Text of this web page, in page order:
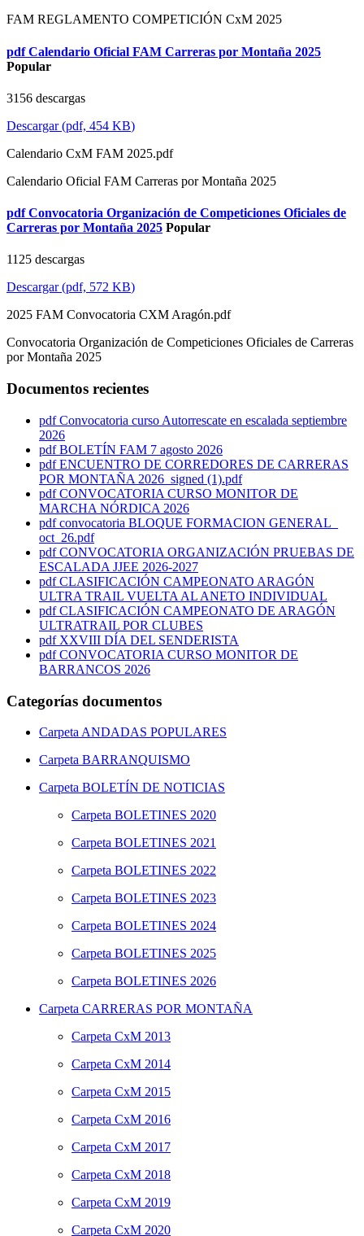
FAM REGLAMENTO COMPETICIÓN CxM 2025
pdf Calendario Oficial FAM Carreras por Montaña 2025
Popular
3156 descargas
Descargar(pdf, 454 KB)
Calendario CxM FAM 2025.pdf
Calendario Oficial FAM Carreras por Montaña 2025
pdf Convocatoria Organización de Competiciones Oficiales de
Carreras por Montaña 2025 Popular
1125 descargas
Descargar(pdf, 572 KB)
2025 FAM Convocatoria CXM Aragón.pdf
Convocatoria Organización de Competiciones Oficiales de Carreras
por Montaña 2025
Documentos recientes
pdf Convocatoria curso Autorrescate en escalada septiembre
2026
pdf BOLETÍN FAM 7 agosto 2026
pdf ENCUENTRO DE CORREDORES DE CARRERAS
POR MONTAÑA 2026_signed (1).pdf
pdf CONVOCATORIA CURSO MONITOR DE
MARCHA NÓRDICA 2026
pdf convocatoria BLOQUE FORMACION GENERAL_
oct_26.pdf
pdf CONVOCATORIA ORGANIZACIÓN PRUEBAS DE
ESCALADA JJEE 2026-2027
pdf CLASIFICACIÓN CAMPEONATO ARAGÓN
ULTRA TRAIL VUELTA AL ANETO INDIVIDUAL
pdf CLASIFICACIÓN CAMPEONATO DE ARAGÓN
ULTRATRAIL POR CLUBES
pdf XXVIII DÍA DEL SENDERISTA
pdf CONVOCATORIA CURSO MONITOR DE
BARRANCOS 2026
Categorías documentos
Carpeta ANDADAS POPULARES
Carpeta BARRANQUISMO
Carpeta BOLETÍN DE NOTICIAS
Carpeta BOLETINES 2020
Carpeta BOLETINES 2021
Carpeta BOLETINES 2022
Carpeta BOLETINES 2023
Carpeta BOLETINES 2024
Carpeta BOLETINES 2025
Carpeta BOLETINES 2026
Carpeta CARRERAS POR MONTAÑA
Carpeta CxM 2013
Carpeta CxM 2014
Carpeta CxM 2015
Carpeta CxM 2016
Carpeta CxM 2017
Carpeta CxM 2018
Carpeta CxM 2019
Carpeta CxM 2020